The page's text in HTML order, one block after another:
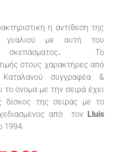
η αντίθεση της
γυαλιού με αυτή του
.
Το
στους χαρακτήρες από
συγγραφέα &
το όνομα με την σειρά έχει
δίσκος της σειράς με το
από τον Lluis
1994.